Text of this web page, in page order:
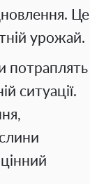
Це
урожай.
потраплять
ситуації.